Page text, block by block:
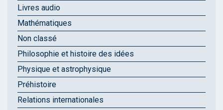
Livres audio
Mathématiques
Non classé
Philosophie et histoire des idées
Physique et astrophysique
Préhistoire
Relations internationales